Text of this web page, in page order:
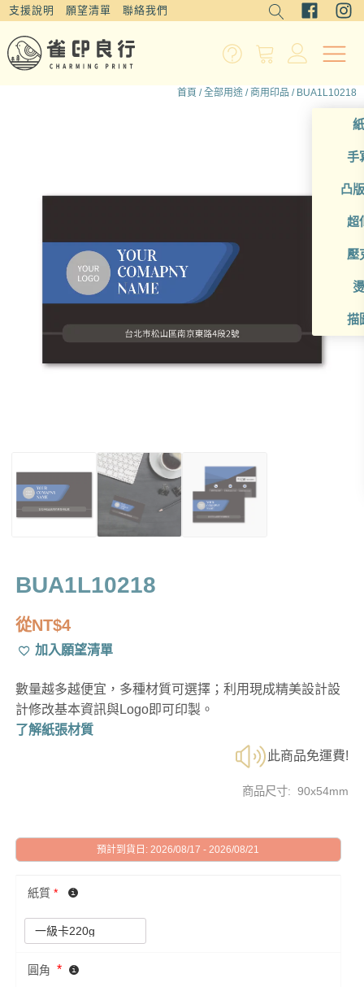
支援說明 願望清單 聯絡我們
手
凸
超
壓
描
首頁 /全部用途 / 商用印品 / BUA1L10218
BUA1L10218
從NT$4
加入願望清單
數量越多越便宜，多種材質可選擇；利用現成精美設計設
計修改基本資訊與Logo即可印製。
了解紙張材質
此商品免運費!
商品尺寸: 90x54mm
預計到貨日: 2026/08/17 - 2026/08/21
紙質 *
圓角 *